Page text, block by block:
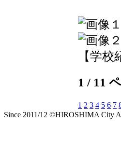
【学
1 / 11
1 2 3 4 5 6 7
Since 2011/12 ©HIROSHIMA City